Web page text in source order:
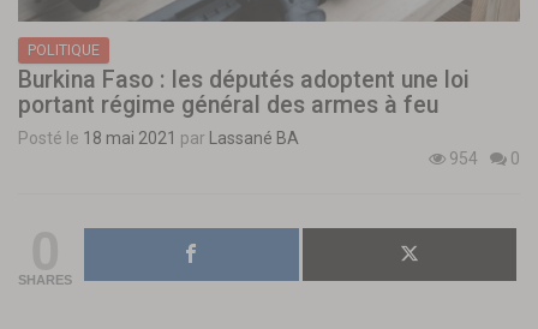
POLITIQUE
Burkina Faso : les députés adoptent une loi
portant régime général des armes à feu
Posté le 18 mai 2021 par Lassané BA
954
0
SHARES